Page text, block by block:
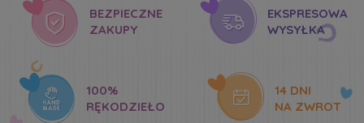
BEZPIECZNE
ZAKUPY
EKSPRESOWA
WYSYŁKA
100%
RĘKODZIEŁO
14 DNI
NA ZWROT